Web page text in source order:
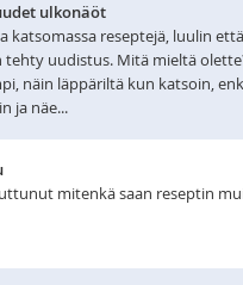
ulkonäöt
katsomassa reseptejä, luulin
tehty uudistus. Mitä mieltä
näin läppäriltä kun katsoin,
ja näe...
mitenkä saan reseptin